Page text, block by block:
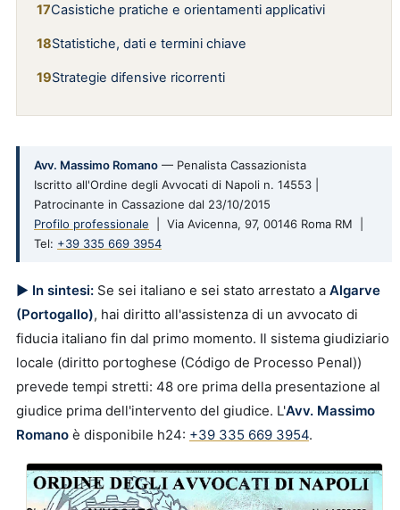
Casistiche pratiche e orientamenti applicativi
Statistiche, dati e termini chiave
Strategie difensive ricorrenti
Avv. Massimo Romano — Penalista Cassazionista
Iscritto all'Ordine degli Avvocati di Napoli n. 14553 |
Patrocinante in Cassazione dal 23/10/2015
Profilo professionale | Via Avicenna, 97, 00146 Roma RM |
Tel: +39 335 669 3954
▶ In sintesi: Se sei italiano e sei stato arrestato a Algarve
(Portogallo), hai diritto all'assistenza di un avvocato di
fiducia italiano fin dal primo momento. Il sistema giudiziario
locale (diritto portoghese (Código de Processo Penal))
prevede tempi stretti: 48 ore prima della presentazione al
giudice prima dell'intervento del giudice. L'Avv. Massimo
Romano è disponibile h24: +39 335 669 3954.